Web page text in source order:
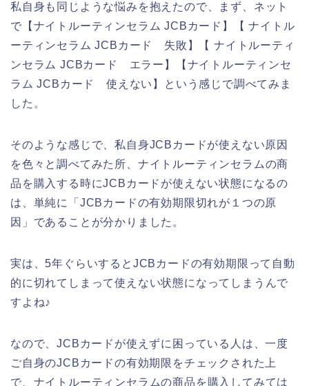
私自身も同じような悩みを抱えたので、まず、ネット
で【ナイトルーティンセラム JCBカード】【 ナイトル
ーティンセラム JCBカード 失敗】【 ナイトルーティ
ンセラム JCBカード エラー】【ナイトルーティンセ
ラム JCBカード 使えない】という感じで調べてみま
した。
そのような感じで、私自身JCBカードが使えない原因
を色々と調べてみた所、ナイトルーティンセラムの商
品を購入する時にJCBカードが使えない状態になるの
は、単純に「JCBカードの有効期限切れが１つの原
因」であることが分かりました。
実は、5年ぐらいするとJCBカードの有効期限って自動
的に切れてしまって使えない状態になってしまうんで
すよね♪
なので、JCBカードが使えずに困っている人は、一度
ご自身のJCBカードの有効期限をチェックされた上
で、ナイトルーティンセラムの商品を購入してみては